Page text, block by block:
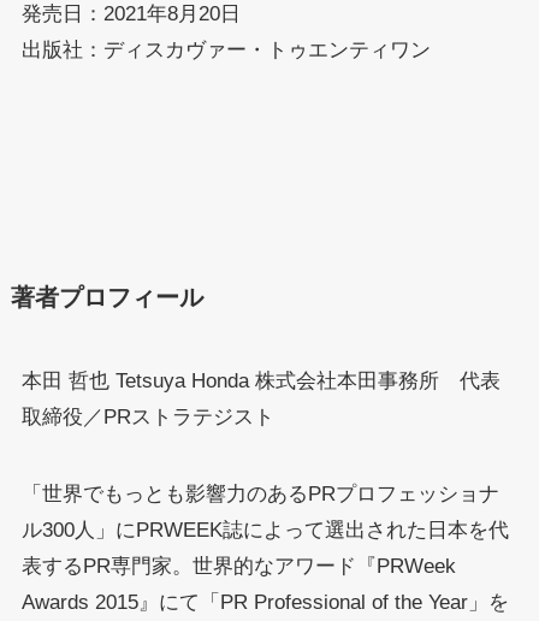
発売日：2021年8月20日
出版社：ディスカヴァー・トゥエンティワン
著者プロフィール
本田 哲也 Tetsuya Honda 株式会社本田事務所 代表
取締役／PRストラテジスト
「世界でもっとも影響力のあるPRプロフェッショナ
ル300人」にPRWEEK誌によって選出された日本を代
表するPR専門家。世界的なアワード『PRWeek
Awards 2015』にて「PR Professional of the Year」を